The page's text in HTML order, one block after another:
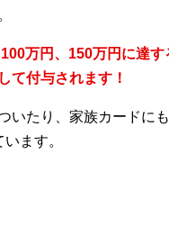
万円、150万円に達
て付与されます！
たり、家族カードに
ます。